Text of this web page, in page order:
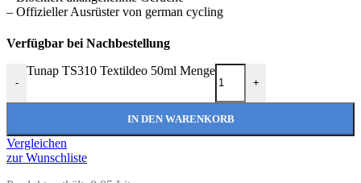
– Offizieller Ausrüster von german cycling
Verfügbar bei Nachbestellung
-
Tunap TS310 Textildeo 50ml Menge
+
IN DEN WARENKORB
Vergleichen
zur Wunschliste